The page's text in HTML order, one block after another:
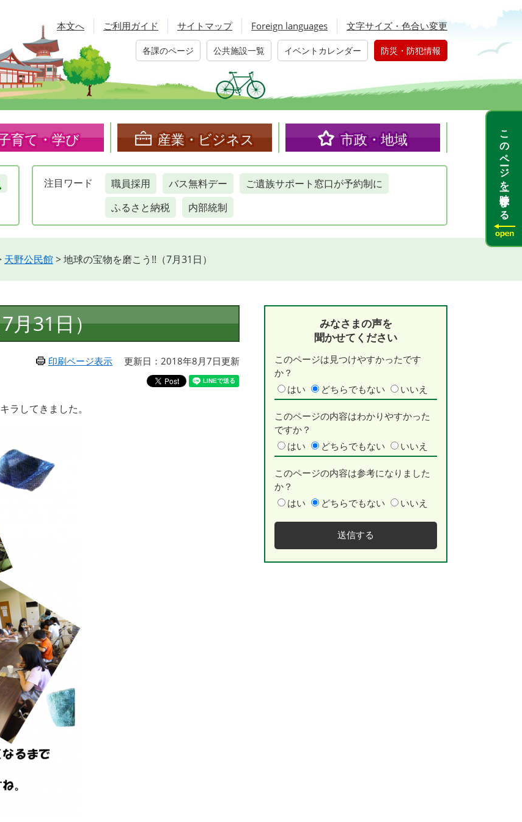
本文へ ご利用ガイド サイトマップ Foreign languages 文字サイズ・色合い変更
各課のページ 公共施設一覧 イベントカレンダー 防災・防犯情報
育て・学び 産業・ビジネス 市政・地域
注目 ワード 職員採用 バス無料デー
ご遺族サポート窓口が予約制に
ふるさと納税
内部統制
天野公民館>地球の宝物を磨こう!!（7月31日）
月31日）
印刷ページ表示 更新日：2018年8月7日更新
ラしてきました。
みなさまの声を
聞かせてください
このページは見つけやすかったです
か？
はい
どちらでもない いいえ
このページの内容はわかりやすかった
ですか？
はい
どちらでもない いいえ
このページの内容は参考になりました
か？
はい
どちらでもない いいえ
このページを一時保存する